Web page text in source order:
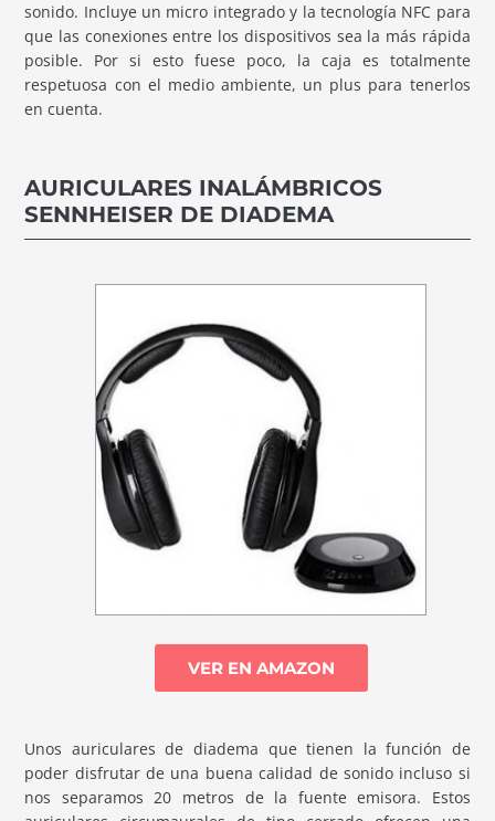
sonido. Incluye un micro integrado y la tecnología NFC para
que las conexiones entre los dispositivos sea la más rápida
posible. Por si esto fuese poco, la caja es totalmente
respetuosa con el medio ambiente, un plus para tenerlos
en cuenta.
AURICULARES INALÁMBRICOS
SENNHEISER DE DIADEMA
VER EN AMAZON
Unos auriculares de diadema que tienen la función de
poder disfrutar de una buena calidad de sonido incluso si
nos separamos 20 metros de la fuente emisora. Estos